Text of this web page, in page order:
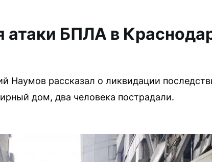
атаки БПЛА в
Наумов рассказал о ликвидации
дом, два человека пострадали.